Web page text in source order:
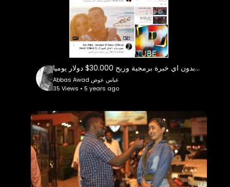
كيفية انشاء موقع و تطبيق مثل يوتيوب مجانا بدون اي خبرة برمجية وربح 30.000$ دولار يوميا
Abbas Awad عباس عوض
35 Views • 5 years ago